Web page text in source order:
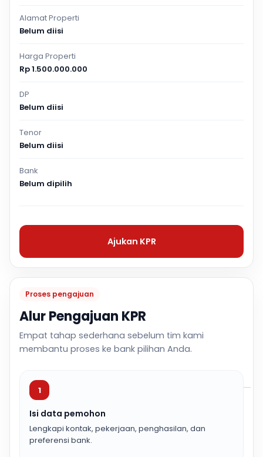
Proses pengajuan
Alur Pengajuan KPR
Empat tahap sederhana sebelum tim kami
membantu proses ke bank pilihan Anda.
1
Isi data pemohon
Lengkapi kontak, pekerjaan, penghasilan, dan
preferensi bank.
Alamat Properti
Belum diisi
Harga Properti
Rp 1.500.000.000
DP
Belum diisi
Tenor
Belum diisi
Bank
Belum dipilih
Ajukan KPR